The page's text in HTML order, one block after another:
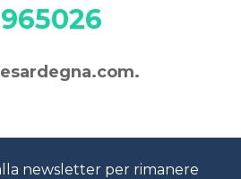
.
newsletter per rimanere